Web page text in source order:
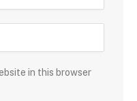
in this browser